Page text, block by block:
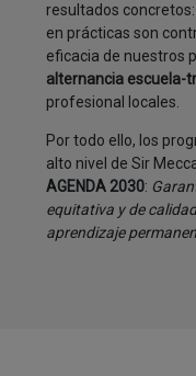
resultados
en prácticas son
eficacia de nuestros
alternancia escuela-
profesional locales.
Por todo ello, los
alto nivel de Sir
AGENDA 2030:
equitativa y de
aprendizaje